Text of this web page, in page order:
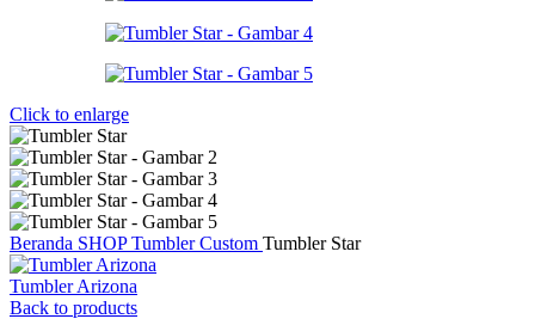
Click to enlarge
Beranda SHOPTumbler Custom Tumbler Star
Tumbler Arizona
Back to products